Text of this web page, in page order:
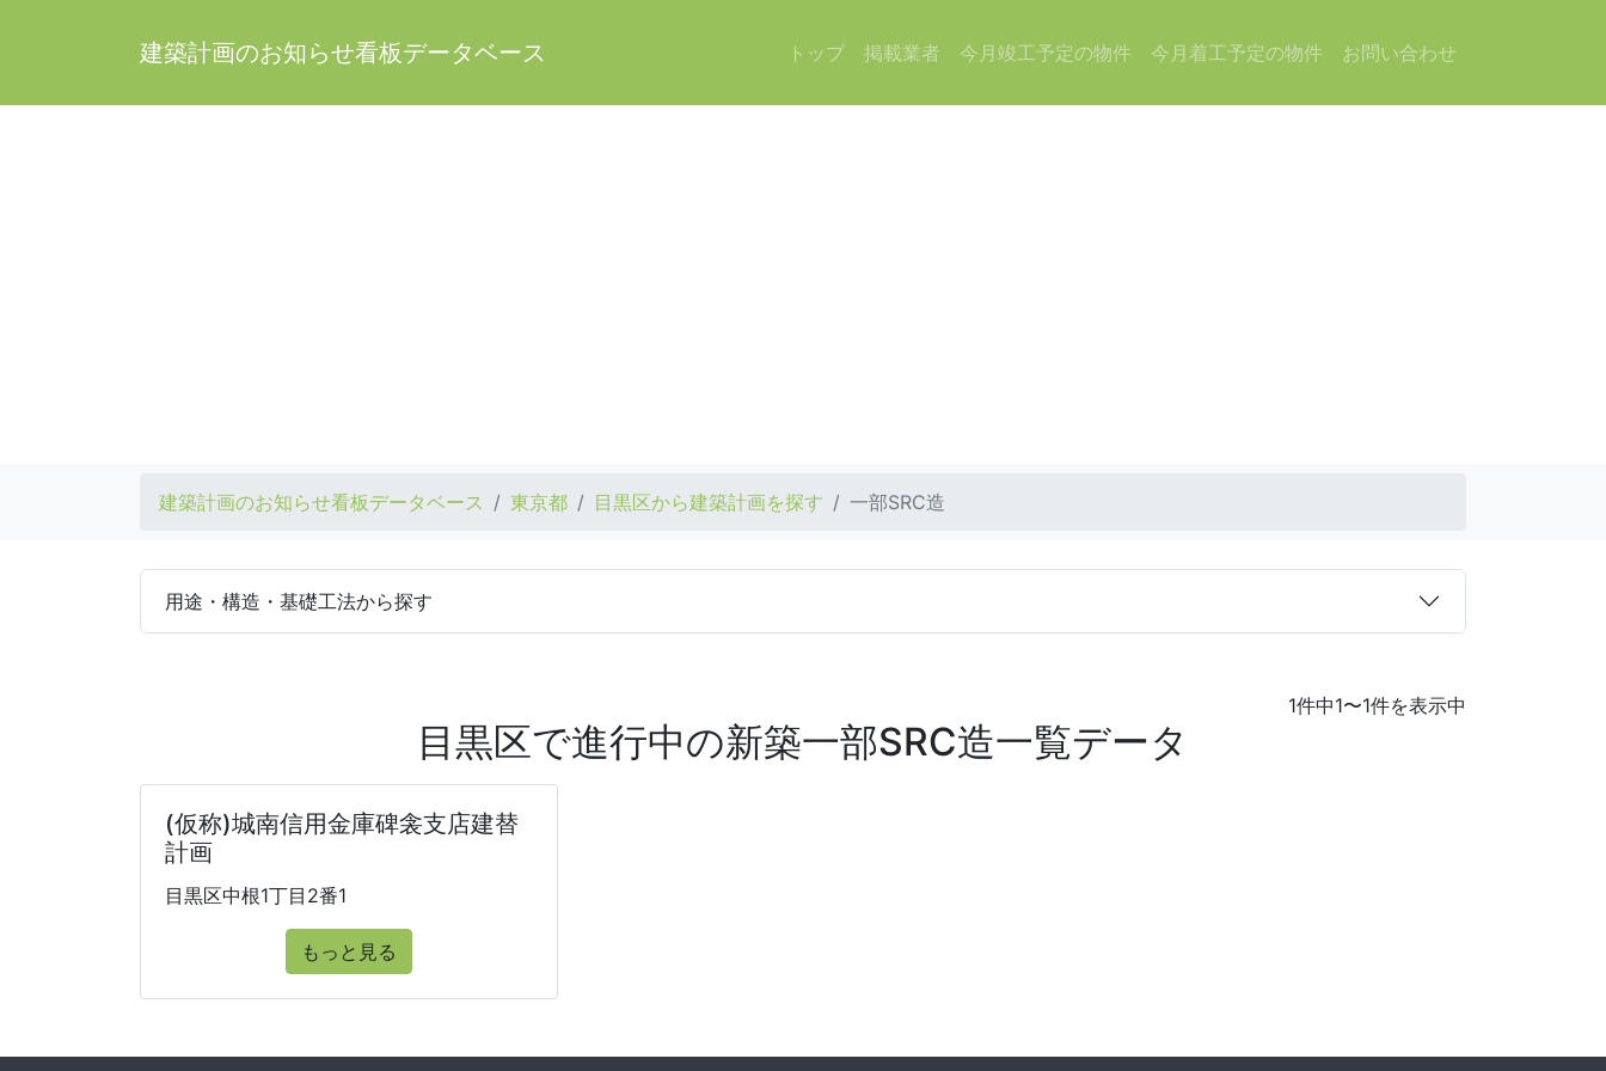
建築計画のお知らせ看板データベース トップ 掲載業者 今月竣工予定の物件 今月着工予定の物件 お問い合わせ
建築計画のお知らせ看板データベース 東京都 目黒区から建築計画を探す 一部SRC造
用途・構造・基礎工法から探す
1件中1〜1件を表示中
目黒区で進行中の新築一部SRC造一覧データ
(仮称)城南信用金庫碑衾支店建替
計画
目黒区中根1丁目2番1
もっと見る